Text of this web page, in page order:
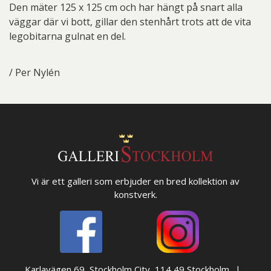
Den mäter 125 x 125 cm och har hängt på snart alla
väggar där vi bott, gillar den stenhårt trots att de vita
legobitarna gulnat en del.
/ Per Nylén
Vi är ett galleri som erbjuder en bred kollektion av
konstverk.